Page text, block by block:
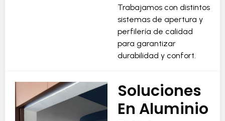
Trabajamos con distintos
sistemas de apertura y
perfilería de calidad
para garantizar
durabilidad y confort.
Soluciones
En Aluminio